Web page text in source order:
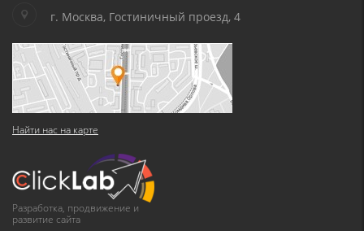
г. Москва, Гостиничный проезд, 4
Найти нас на карте
Разработка, продвижение и
развитие сайта